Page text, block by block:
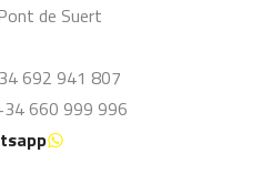
de Suert
692 941 807
660 999 996